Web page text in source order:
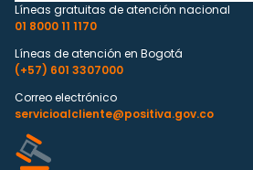
Líneas gratuitas de atención nacional
01 8000 11 1170
Líneas de atención en Bogotá
(+57) 601 3307000
Correo electrónico
servicioalcliente@positiva.gov.co